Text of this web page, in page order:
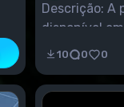
Descrição: A
disponível em
10 0 0